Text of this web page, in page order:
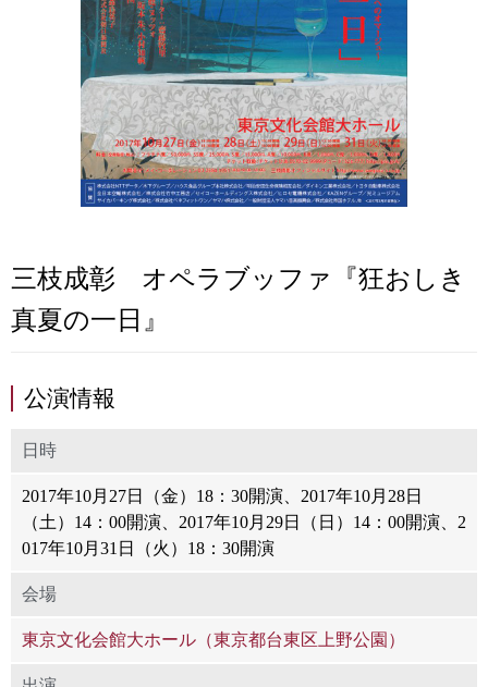
三枝成彰 オペラブッファ『狂おしき
真夏の一日』
公演情報
日時
2017年10月27日（金）18：30開演、2017年10月28日
（土）14：00開演、2017年10月29日（日）14：00開演、2
017年10月31日（火）18：30開演
会場
東京文化会館大ホール（東京都台東区上野公園）